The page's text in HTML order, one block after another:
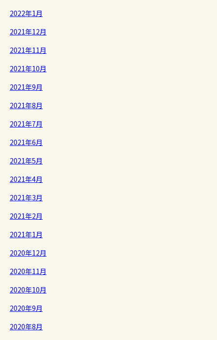
2022年1月
2021年12月
2021年11月
2021年10月
2021年9月
2021年8月
2021年7月
2021年6月
2021年5月
2021年4月
2021年3月
2021年2月
2021年1月
2020年12月
2020年11月
2020年10月
2020年9月
2020年8月